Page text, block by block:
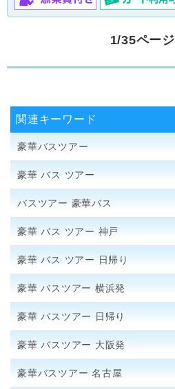
1/35ページ
関連キーワード
豪華バスツアー
豪華 バス ツアー
バスツアー 豪華バス
豪華 バス ツアー 神戸
豪華 バス ツアー 日帰り
豪華 バスツアー 横浜発
豪華 バスツアー 日帰り
豪華 バスツアー 大阪発
豪華バスツアー 名古屋